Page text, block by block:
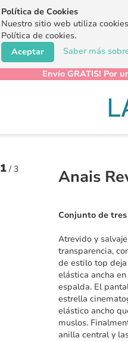
Política de Cookies
Nuestro sitio web utiliza
Política de cookies.
Saber más
Aceptar
Envío GRATIS! Por
1 / 3 Anais
Conjunto de
Atrevido y
transparencia,
de estilo top
elástica ancha
espalda. El
estrella
elástico ancho
muslos.
anilla central y